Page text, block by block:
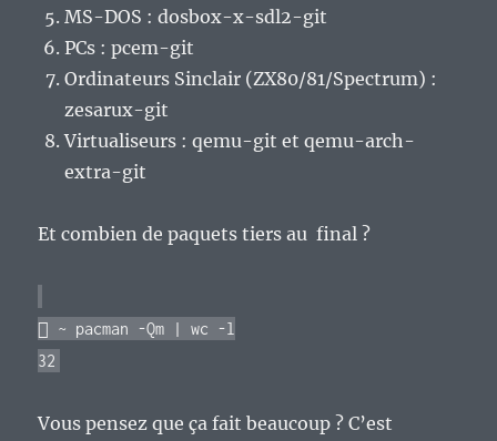
MS-DOS : dosbox-x-sdl2-git
PCs : pcem-git
Ordinateurs Sinclair (ZX80/81/Spectrum) :
zesarux-git
Virtualiseurs : qemu-git et qemu-arch-
extra-git
Et combien de paquets tiers au final ?
 ~ pacman -Qm | wc -l
32
Vous pensez que ça fait beaucoup ? C’est